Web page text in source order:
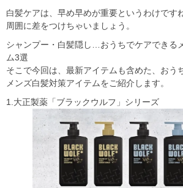
白髪ケアは、早め早めが重要というわけです
周囲に差をつけちゃいましょう。
シャンプー・白髪隠し…おうちでケアできる
ム3選
そこで今回は、最新アイテムも含めた、おう
メンズ白髪対策アイテムをご紹介します。
1.大正製薬「ブラックウルフ」シリーズ